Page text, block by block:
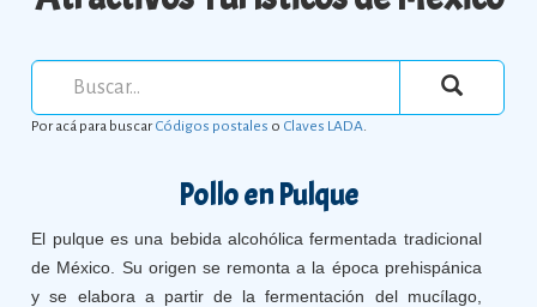
Por acá para buscarCódigos postales o Claves LADA.
Pollo en Pulque
El pulque es una bebida alcohólica fermentada tradicional
de México. Su origen se remonta a la época prehispánica
y se elabora a partir de la fermentación del mucílago,